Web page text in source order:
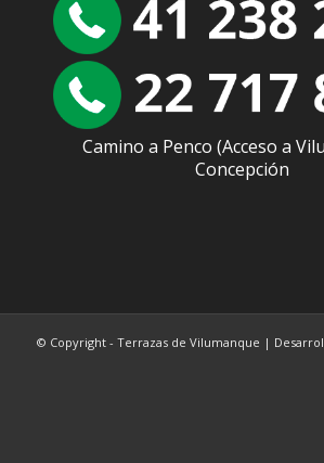
Camino a Penco (Acceso a
Concepción
© Copyright - Terrazas de Vilumanque |